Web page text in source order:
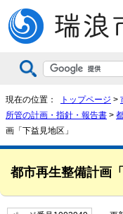
現在の位置： トップページ >
所管の計画・指針・報告書 >
画「下益見地区」
都市再生整備計画